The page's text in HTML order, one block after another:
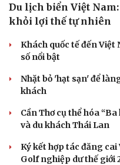
Văn hóa
Sân khấu - Điện ảnh
Âm nhạc
Di sản
Du lịch biển Việt
khỏi lợi thế tự nhiên
Khách quốc tế đến
số nổi bật
Nhặt bỏ 'hạt sạn' để
khách
Cần Thơ cụ thể hóa
và du khách Thái Lan
Ký kết hợp tác đăng
Golf nghiệp dư thế giới